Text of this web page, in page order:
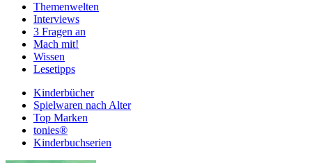
Themenwelten
Interviews
3 Fragen an
Mach mit!
Wissen
Lesetipps
Kinderbücher
Spielwaren nach Alter
Top Marken
tonies®
Kinderbuchserien